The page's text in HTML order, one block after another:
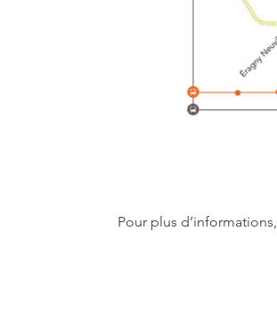
Pour plus d’informations,